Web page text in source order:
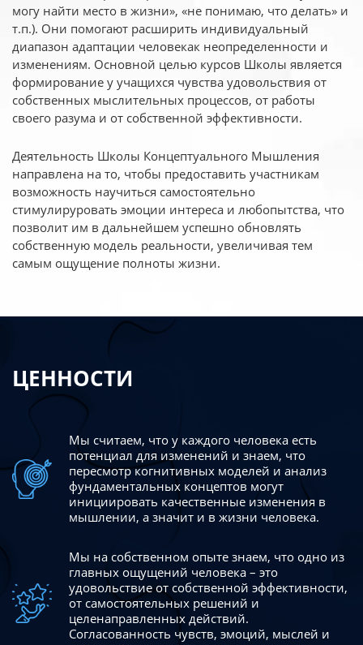
могу найти место в жизни», «не понимаю, что делать» и
т.п.). Они помогают расширить индивидуальный
диапазон адаптации человекак неопределенности и
изменениям. Основной целью курсов Школы является
формирование у учащихся чувства удовольствия от
собственных мыслительных процессов, от работы
своего разума и от собственной эффективности.
Деятельность Школы Концептуального Мышления
направлена на то, чтобы предоставить участникам
возможность научиться самостоятельно
стимулируровать эмоции интереса и любопытства, что
позволит им в дальнейшем успешно обновлять
собственную модель реальности, увеличивая тем
самым ощущение полноты жизни.
ЦЕННОСТИ
Мы считаем, что у каждого человека есть
потенциал для изменений и знаем, что
пересмотр когнитивных моделей и анализ
фундаментальных концептов могут
инициировать качественные изменения в
мышлении, а значит и в жизни человека.
Мы на собственном опыте знаем, что одно из
главных ощущений человека – это
удовольствие от собственной эффективности,
от самостоятельных решений и
целенаправленных действий.
Согласованность чувств, эмоций, мыслей и